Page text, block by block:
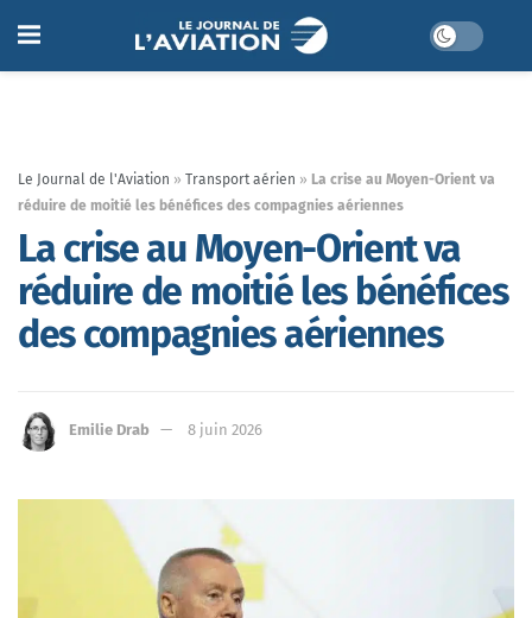
Le Journal de l'Aviation » Transport aérien » La crise au Moyen-Orient va
réduire de moitié les bénéfices des compagnies aériennes
La crise au Moyen-Orient va
réduire de moitié les bénéfices
des compagnies aériennes
Emilie Drab 8 juin 2026